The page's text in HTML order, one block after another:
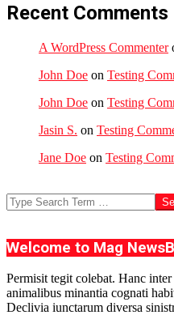
Recent Comments
A WordPress Commenter
John Doe on Testing
John Doe on Testing
Jasin S. on Testing
Jane Doe on Testing
Search
Welcome to Mag
Permisit tegit colebat. Hanc
animalibus minantia cognati
Declivia iunctarum diversa